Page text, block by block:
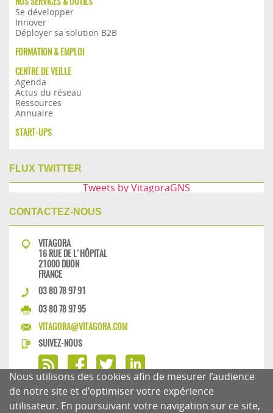
Se développer
Innover
Déployer sa solution B2B
FORMATION & EMPLOI
CENTRE DE VEILLE
Agenda
Actus du réseau
Ressources
Annuaire
START-UPS
FLUX TWITTER
Tweets by VitagoraGNS
CONTACTEZ-NOUS
VITAGORA
16 RUE DE L'HÔPITAL
21000 DIJON
FRANCE
03 80 78 97 91
03 80 78 97 95
VITAGORA@VITAGORA.COM
SUIVEZ-NOUS
MENTIONS LÉGALES CHARTE DU BLOG
Nous utilisons des cookies afin de mesurer l’audience
de notre site et d'optimiser votre expérience
utilisateur. En poursuivant votre navigation sur ce site,